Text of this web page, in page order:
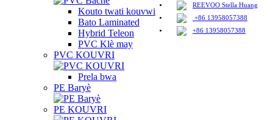
Kouto twati kouvwi
Bato Laminated
Hybrid Teleon
PVC Klè may
PVC KOUVRI
Prela bwa
PE Baryè
PE KOUVRI
REEVOO Stella Huang
+86 13958057388
+86 13958057388